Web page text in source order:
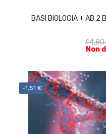
BASI BIOLOGIA + AB 2
44,80
Non
-1,51 €